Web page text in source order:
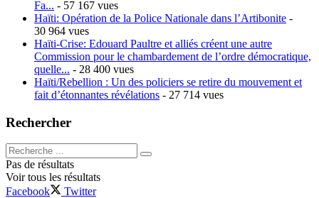
Fa... - 57 167 vues
Haïti: Opération de la Police Nationale dans l’Artibonite -
30 964 vues
Haïti-Crise: Edouard Paultre et alliés créent une autre
Commission pour le chambardement de l’ordre démocratique,
quelle... - 28 400 vues
Haïti/Rebellion : Un des policiers se retire du mouvement et
fait d’étonnantes révélations - 27 714 vues
Rechercher
Pas de résultats
Voir tous les résultats
Facebook
Twitter